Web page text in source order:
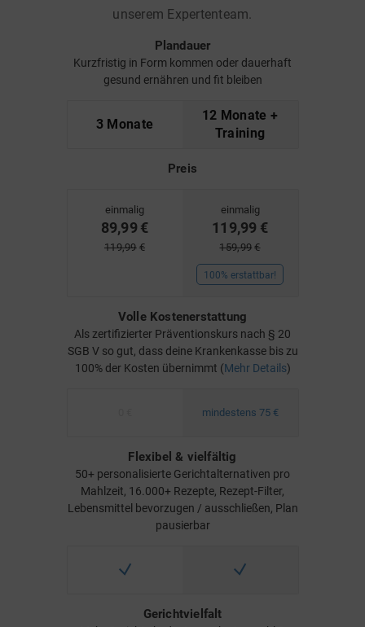
unserem Expertenteam.
Plandauer
Kurzfristig in Form kommen oder dauerhaft
gesund ernähren und fit bleiben
3 Monate
12 Monate +
Training
Preis
einmalig
89,99 €
119,99 €
einmalig
119,99 €
159,99 €
100% erstattbar!
Volle Kostenerstattung
Als zertifizierter Präventionskurs nach § 20
SGB V so gut, dass deine Krankenkasse bis zu
100% der Kosten übernimmt (Mehr Details)
mindestens 75 €
Flexibel & vielfältig
50+ personalisierte Gerichtalternativen pro
Mahlzeit, 16.000+ Rezepte, Rezept-Filter,
Lebensmittel bevorzugen / ausschließen, Plan
pausierbar
Gerichtvielfalt